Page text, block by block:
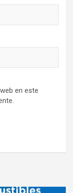
en este